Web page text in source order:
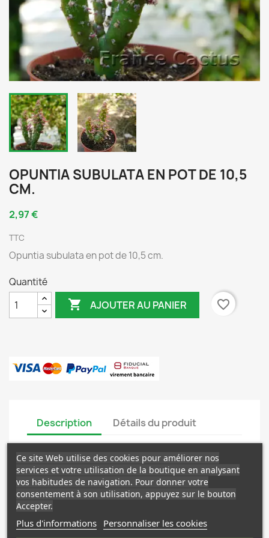
OPUNTIA SUBULATA EN POT DE 10,5
CM.
2,97 €
TTC
Opuntia subulata en pot de 10,5 cm.
Quantité
 AJOUTER AU PANIER favorite_border
Description Détails du produit
Corps aux tiges cylindriques ramifiées, vert brillant,
garnies de petites feuilles cylindriques au sommet et de
longues épines acérées. Fleur rouge.
Livré à Racines Nues.
Ce site Web utilise des cookies pour améliorer nos
services et votre utilisation de la boutique en analysant
vos habitudes de navigation. Pour donner votre
consentement à son utilisation, appuyez sur le bouton
Accepter.
Plus d'informations Personnaliser les cookies